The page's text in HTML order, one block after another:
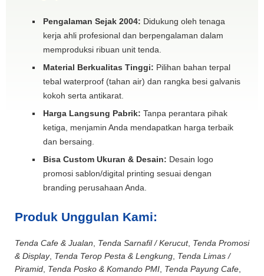
Pengalaman Sejak 2004: Didukung oleh tenaga
kerja ahli profesional dan berpengalaman dalam
memproduksi ribuan unit tenda.
Material Berkualitas Tinggi: Pilihan bahan terpal
tebal waterproof (tahan air) dan rangka besi galvanis
kokoh serta antikarat.
Harga Langsung Pabrik: Tanpa perantara pihak
ketiga, menjamin Anda mendapatkan harga terbaik
dan bersaing.
Bisa Custom Ukuran & Desain: Desain logo
promosi sablon/digital printing sesuai dengan
branding perusahaan Anda.
Produk Unggulan Kami:
Tenda Cafe & Jualan Tenda Sarnafil / Kerucut, Tenda Promosi
& Display, Tenda Terop Pesta & Lengkung Tenda Limas /
Piramid Tenda Posko & Komando PMI Tenda Payung Cafe